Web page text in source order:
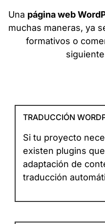
Una página web
muchas maneras, ya
formativos o
TRADUCCIÓN
Si tu proyecto
existen plugins
adaptación de
traducción